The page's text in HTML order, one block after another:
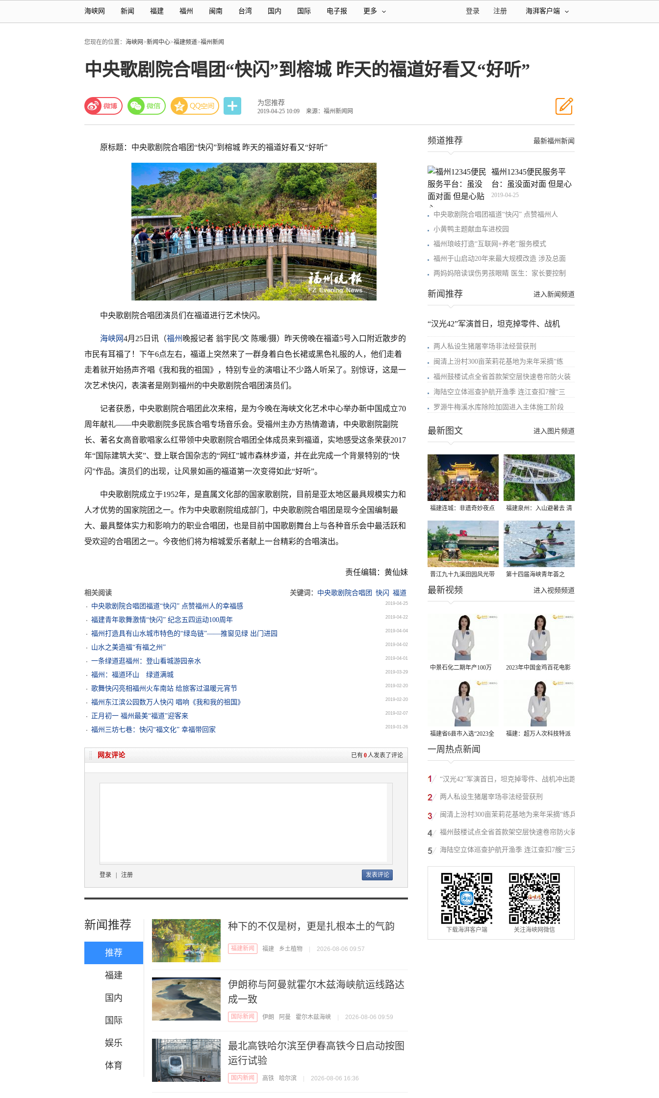
海峡网 新闻 福建 福州 闽南 台湾 国内 国际 电子报 更多 海湃客户端
注册
登录
您现在的位置： 海峡网>新闻中心>福建频道>福州新闻
中央歌剧院合唱团“快闪”到榕城 昨天的福道好看又“好听”
为您推荐
2019-04-25 10:09 来源：福州新闻网
原标题：中央歌剧院合唱团“快闪”到榕城 昨天的福道好看又“好听”
中央歌剧院合唱团演员们在福道进行艺术快闪。
海峡网4月25日讯（福州 晚报记者 翁宇民/文 陈暖/摄）昨天傍晚在福道5号入口附近散步的
市民有耳福了！下午6点左右，福道上突然来了一群身着白色长裙或黑色礼服的人，他们走着
走着就开始扬声齐唱《我和我的祖国》，特别专业的演唱让不少路人听呆了。别惊讶，这是一
次艺术快闪，表演者是刚到福州的中央歌剧院合唱团演员们。
记者获悉，中央歌剧院合唱团此次来榕，是为今晚在海峡文化艺术中心举办新中国成立70
周年献礼——中央歌剧院多民族合唱专场音乐会。受福州主办方热情邀请，中央歌剧院副院
长、著名女高音歌唱家么红带领中央歌剧院合唱团全体成员来到福道，实地感受这条荣获2017
年“国际建筑大奖”、登上联合国杂志的“网红”城市森林步道，并在此完成一个背景特别的“快
闪”作品。演员们的出现，让风景如画的福道第一次变得如此“好听”。
中央歌剧院成立于1952年，是直属文化部的国家歌剧院，目前是亚太地区最具规模实力和
人才优势的国家院团之一。作为中央歌剧院组成部门，中央歌剧院合唱团是现今全国编制最
大、最具整体实力和影响力的职业合唱团，也是目前中国歌剧舞台上与各种音乐会中最活跃和
受欢迎的合唱团之一。今夜他们将为榕城爱乐者献上一台精彩的合唱演出。
责任编辑：黄仙妹
相关阅读 关键词： 中央歌剧院合唱团 快闪
福道
中央歌剧院合唱团福道“快闪” 点赞福州人的幸福感
2019-04-25
福建青年歌舞激情“快闪” 纪念五四运动100周年 2019-04-22
福州打造具有山水城市特色的“绿岛链”——推窗见绿 出门进园 2019-04-04
山水之美造福“有福之州” 2019-04-02
一条绿道逛福州：登山看城游园亲水 2019-04-01
福州：福道环山 绿道满城 2019-03-29
歌舞快闪亮相福州火车南站 给旅客过温暖元宵节 2019-02-20
福州东江滨公园数万人快闪 唱响《我和我的祖国》 2019-02-20
正月初一 福州最美“福道”迎客来 2019-02-07
福州三坊七巷：快闪“福文化” 幸福带回家 2019-01-26
已有0人发表了评论
网友评论
登录 注册
新闻推荐
推荐
福建
国内
国际
娱乐
体育
种下的不仅是树，更是扎根本土的气韵
福建新闻 福建 乡土植物 2026-08-06 09:57
伊朗称与阿曼就霍尔木兹海峡航运线路达
成一致
国际新闻 伊朗 阿曼 霍尔木兹海峡 2026-08-06 09:59
最北高铁哈尔滨至伊春高铁今日启动按图
运行试验
国内新闻 高铁 哈尔滨 2026-08-06 16:36
最新福州新闻
频道推荐
福州12345便民服务平
台：虽没面对面 但是心
贴
2019-04-25
中央歌剧院合唱团福道“快闪” 点赞福州人
小黄鸭主题献血车进校园
福州琅岐打造“互联网+养老”服务模式
福州于山启动20年来最大规模改造 涉及总面
两妈妈陪读误伤男孩眼睛 医生：家长要控制
进入新闻频道
新闻推荐
“汉光42”军演首日，坦克掉零件、战机
两人私设生猪屠宰场非法经营获刑
闽清上汾村300亩茉莉花基地为来年采摘“练
福州鼓楼试点全省首款架空层快速卷帘防火装
海陆空立体巡查护航开渔季 连江查扣7艘“三
罗源牛梅溪水库除险加固进入主体施工阶段
进入图片频道
最新图文
福建连城：非遗奇妙夜点
亮夏夜
福建泉州：入山避暑去 清
凉好惬意
晋江九十九溪田园风光带
千亩早稻迎来成熟收割季
第十四届海峡青年荟之
2026榕台青年大学生水上
进入视频频道
最新视频
中景石化二期年产100万
吨丙烷脱氢项目建成中交
2023年中国金鸡百花电影
节有福电影巡展31日启动
福建省6县市入选“2023全
国县域发展潜力百强县”
福建：超万人次科技特派
一周热点新闻
“汉光42”军演首日，坦克掉零件、战机冲出跑
道、赖清德逃跑……螺丝都拧不紧，台军能打
两人私设生猪屠宰场非法经营获刑
闽清上汾村300亩茉莉花基地为来年采摘“练兵”
福州鼓楼试点全省首款架空层快速卷帘防火装
置
海陆空立体巡查护航开渔季 连江查扣7艘“三无”
船舶
下载海湃客户端 关注海峡网微信